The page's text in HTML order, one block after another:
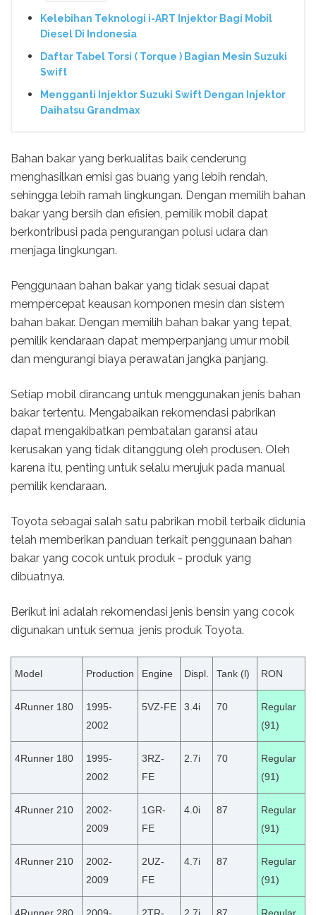
Kelebihan Teknologi i-ART Injektor Bagi Mobil
Diesel Di Indonesia
Daftar Tabel Torsi ( Torque ) Bagian Mesin Suzuki
Swift
Mengganti Injektor Suzuki Swift Dengan Injektor
Daihatsu Grandmax
Bahan bakar yang berkualitas baik cenderung
menghasilkan emisi gas buang yang lebih rendah,
sehingga lebih ramah lingkungan. Dengan memilih bahan
bakar yang bersih dan efisien, pemilik mobil dapat
berkontribusi pada pengurangan polusi udara dan
menjaga lingkungan.
Penggunaan bahan bakar yang tidak sesuai dapat
mempercepat keausan komponen mesin dan sistem
bahan bakar. Dengan memilih bahan bakar yang tepat,
pemilik kendaraan dapat memperpanjang umur mobil
dan mengurangi biaya perawatan jangka panjang.
Setiap mobil dirancang untuk menggunakan jenis bahan
bakar tertentu. Mengabaikan rekomendasi pabrikan
dapat mengakibatkan pembatalan garansi atau
kerusakan yang tidak ditanggung oleh produsen. Oleh
karena itu, penting untuk selalu merujuk pada manual
pemilik kendaraan.
Toyota sebagai salah satu pabrikan mobil terbaik didunia
telah memberikan panduan terkait penggunaan bahan
bakar yang cocok untuk produk - produk yang
dibuatnya.
Berikut ini adalah rekomendasi jenis bensin yang cocok
digunakan untuk semua jenis produk Toyota.
Model Production Engine Displ. Tank (l) RON
4Runner 180
1995-
2002
5VZ-FE 3.4i 70
Regular
(91)
4Runner 180
1995-
2002
3RZ-
FE
2.7i 70
Regular
(91)
4Runner 210
2002-
2009
1GR-
FE
4.0i 87
Regular
(91)
4Runner 210
2002-
2009
2UZ-
FE
4.7i 87
Regular
(91)